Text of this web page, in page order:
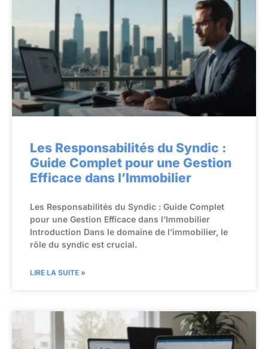
Les Responsabilités du Syndic :
Guide Complet pour une Gestion
Efficace dans l’Immobilier
Les Responsabilités du Syndic : Guide Complet
pour une Gestion Efficace dans l’Immobilier
Introduction Dans le domaine de l’immobilier, le
rôle du syndic est crucial.
LIRE LA SUITE »